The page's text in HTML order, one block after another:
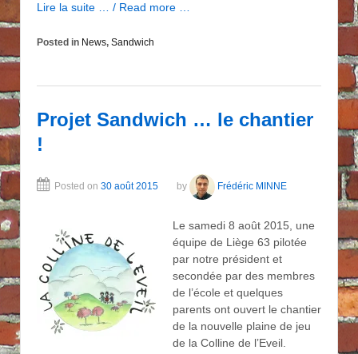
Lire la suite … / Read more …
Posted in News, Sandwich
Projet Sandwich … le chantier
!
Posted on 30 août 2015 by Frédéric MINNE
Le samedi 8 août 2015, une
équipe de Liège 63 pilotée
par notre président et
secondée par des membres
de l’école et quelques
parents ont ouvert le chantier
de la nouvelle plaine de jeu
de la Colline de l’Eveil.